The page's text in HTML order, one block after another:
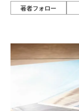
著者フォロー